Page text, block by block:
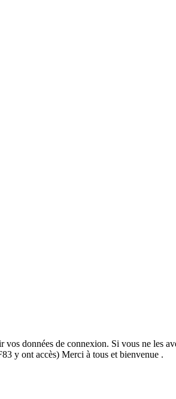
vos données de connexion. Si vous ne les
y ont accès) Merci à tous et bienvenue .